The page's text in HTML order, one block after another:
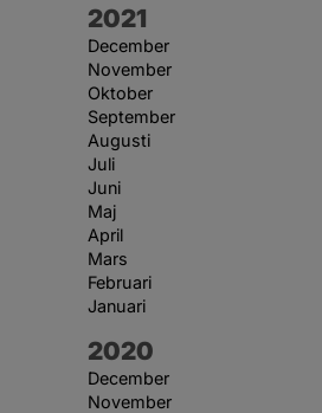
År:
2021
December
November
Oktober
September
Augusti
Juli
Juni
Maj
April
Mars
Februari
Januari
År:
2020
December
November